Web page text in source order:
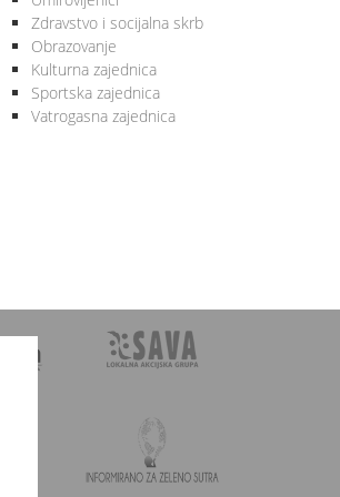
Zdravstvo i socijalna skrb
Obrazovanje
Kulturna zajednica
Sportska zajednica
Vatrogasna zajednica